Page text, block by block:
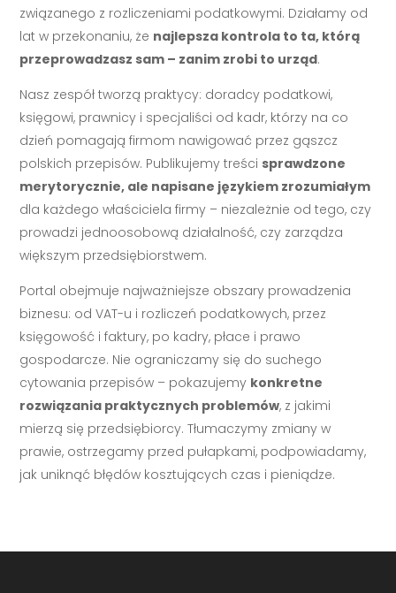
związanego z rozliczeniami podatkowymi. Działamy od
lat w przekonaniu, że najlepsza kontrola to ta, którą
przeprowadzasz sam – zanim zrobi to urząd.
Nasz zespół tworzą praktycy: doradcy podatkowi,
księgowi, prawnicy i specjaliści od kadr, którzy na co
dzień pomagają firmom nawigować przez gąszcz
polskich przepisów. Publikujemy treści sprawdzone
merytorycznie, ale napisane językiem zrozumiałym
dla każdego właściciela firmy – niezależnie od tego, czy
prowadzi jednoosobową działalność, czy zarządza
większym przedsiębiorstwem.
Portal obejmuje najważniejsze obszary prowadzenia
biznesu: od VAT-u i rozliczeń podatkowych, przez
księgowość i faktury, po kadry, płace i prawo
gospodarcze. Nie ograniczamy się do suchego
cytowania przepisów – pokazujemy konkretne
rozwiązania praktycznych problemów, z jakimi
mierzą się przedsiębiorcy. Tłumaczymy zmiany w
prawie, ostrzegamy przed pułapkami, podpowiadamy,
jak uniknąć błędów kosztujących czas i pieniądze.